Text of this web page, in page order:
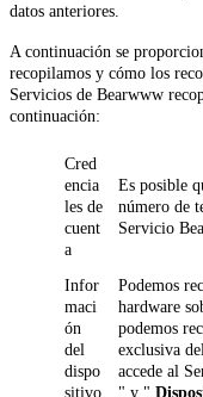
datos anteriores.
A continuación se
recopilamos y cómo los
Servicios de Bearwww
continuación:
Cred
encia
les de
cuent
a
Es posible
número de
Servicio
Infor
maci
ón
del
dispo
sitivo
Podemos
hardware
podemos
exclusiva
accede al
" y "